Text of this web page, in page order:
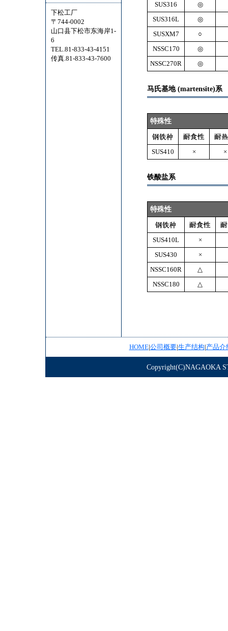
下松工厂
〒744-0002
山口县下松市东海岸1-
6
TEL.81-833-43-4151
传真.81-833-43-7600
SUS316
◎
SUS316L
◎
SUSXM7
○
NSSC170
◎
NSSC270R
◎
马氏基地 (martensite)系
特殊性
SUS410 × ×
铁酸盐系
特殊性
SUS410L
×
SUS430
×
NSSC160R
△
NSSC180
△
HOME|公司概要|生产结构|产品介
Copyright(C)NAGAOKA